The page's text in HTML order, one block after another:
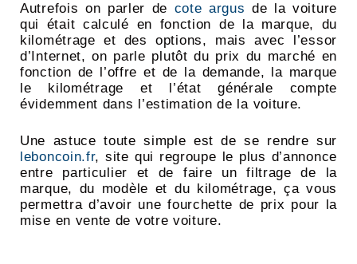
Autrefois on parler de cote argus de la voiture
qui était calculé en fonction de la marque, du
kilométrage et des options, mais avec l’essor
d’Internet, on parle plutôt du prix du marché en
fonction de l’offre et de la demande, la marque
le kilométrage et l’état générale compte
évidemment dans l’estimation de la voiture.
Une astuce toute simple est de se rendre sur
leboncoin.fr, site qui regroupe le plus d’annonce
entre particulier et de faire un filtrage de la
marque, du modèle et du kilométrage, ça vous
permettra d’avoir une fourchette de prix pour la
mise en vente de votre voiture.